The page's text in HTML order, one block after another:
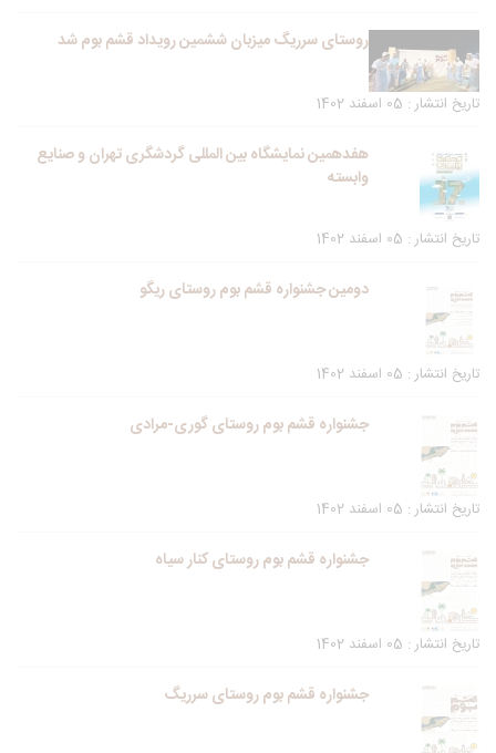
روستای سرریگ میزبان ششمین رویداد قشم بوم شد
تاریخ انتشار : 05 اسفند 1402
هفدهمین نمایشگاه بین المللی گردشگری تهران و صنایع
وابسته
تاریخ انتشار : 05 اسفند 1402
دومین جشنواره قشم بوم روستای ریگو
تاریخ انتشار : 05 اسفند 1402
جشنواره قشم بوم روستای گوری-مرادی
تاریخ انتشار : 05 اسفند 1402
جشنواره قشم بوم روستای کنار سیاه
تاریخ انتشار : 05 اسفند 1402
جشنواره قشم بوم روستای سرریگ